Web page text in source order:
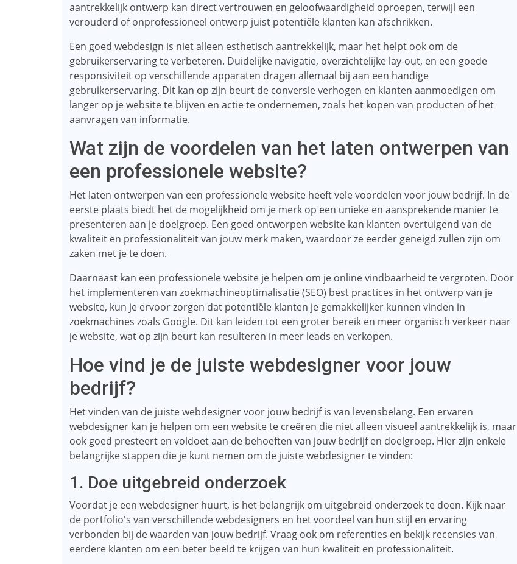
aantrekkelijk ontwerp kan direct vertrouwen en geloofwaardigheid oproepen, terwijl een
verouderd of onprofessioneel ontwerp juist potentiële klanten kan afschrikken.
Een goed webdesign is niet alleen esthetisch aantrekkelijk, maar het helpt ook om de
gebruikerservaring te verbeteren. Duidelijke navigatie, overzichtelijke lay-out, en een goede
responsiviteit op verschillende apparaten dragen allemaal bij aan een handige
gebruikerservaring. Dit kan op zijn beurt de conversie verhogen en klanten aanmoedigen om
langer op je website te blijven en actie te ondernemen, zoals het kopen van producten of het
aanvragen van informatie.
Wat zijn de voordelen van het laten ontwerpen van
een professionele website?
Het laten ontwerpen van een professionele website heeft vele voordelen voor jouw bedrijf. In de
eerste plaats biedt het de mogelijkheid om je merk op een unieke en aansprekende manier te
presenteren aan je doelgroep. Een goed ontworpen website kan klanten overtuigend van de
kwaliteit en professionaliteit van jouw merk maken, waardoor ze eerder geneigd zullen zijn om
zaken met je te doen.
Daarnaast kan een professionele website je helpen om je online vindbaarheid te vergroten. Door
het implementeren van zoekmachineoptimalisatie (SEO) best practices in het ontwerp van je
website, kun je ervoor zorgen dat potentiële klanten je gemakkelijker kunnen vinden in
zoekmachines zoals Google. Dit kan leiden tot een groter bereik en meer organisch verkeer naar
je website, wat op zijn beurt kan resulteren in meer leads en verkopen.
Hoe vind je de juiste webdesigner voor jouw
bedrijf?
Het vinden van de juiste webdesigner voor jouw bedrijf is van levensbelang. Een ervaren
webdesigner kan je helpen om een ​​website te creëren die niet alleen visueel aantrekkelijk is, maar
ook goed presteert en voldoet aan de behoeften van jouw bedrijf en doelgroep. Hier zijn enkele
belangrijke stappen die je kunt nemen om de juiste webdesigner te vinden:
1. Doe uitgebreid onderzoek
Voordat je een webdesigner huurt, is het belangrijk om uitgebreid onderzoek te doen. Kijk naar
de portfolio's van verschillende webdesigners en het voordeel van hun stijl en ervaring
verbonden bij de waarden van jouw bedrijf. Vraag ook om referenties en bekijk recensies van
eerdere klanten om een ​​beter beeld te krijgen van hun kwaliteit en professionaliteit.